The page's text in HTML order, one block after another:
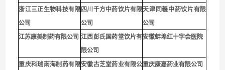
浙江三正生物科技有限
公司
四川千方中药饮片有限
公司
天津同羲中药饮片有限
公司
江苏康美制药有限公司 江西彭氏国药堂饮片有
限公司
安徽蚌埠红十字会医院
重庆科瑞南海制药有限安徽古芝堂药业有限公重庆康嘉药业有限公司